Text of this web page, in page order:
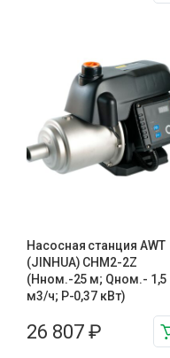
Насосная станция AWT
(JINHUA) CHM2-2Z
(Hном.-25 м; Qном.- 1,5
м3/ч; P-0,37 кВт)
26 807 ₽